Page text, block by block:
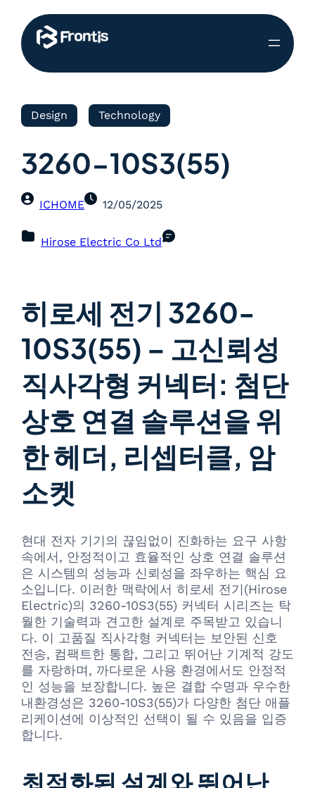
Design Technology
3260-10S3(55)
ICHOME 12/05/2025
Hirose Electric Co Ltd
히로세 전기 3260-
10S3(55) – 고신뢰성
직사각형 커넥터: 첨단
상호 연결 솔루션을 위
한 헤더, 리셉터클, 암
소켓
현대 전자 기기의 끊임없이 진화하는 요구 사항
속에서, 안정적이고 효율적인 상호 연결 솔루션
은 시스템의 성능과 신뢰성을 좌우하는 핵심 요
소입니다. 이러한 맥락에서 히로세 전기(Hirose
Electric)의 3260-10S3(55) 커넥터 시리즈는 탁
월한 기술력과 견고한 설계로 주목받고 있습니
다. 이 고품질 직사각형 커넥터는 보안된 신호
전송, 컴팩트한 통합, 그리고 뛰어난 기계적 강도
를 자랑하며, 까다로운 사용 환경에서도 안정적
인 성능을 보장합니다. 높은 결합 수명과 우수한
내환경성은 3260-10S3(55)가 다양한 첨단 애플
리케이션에 이상적인 선택이 될 수 있음을 입증
합니다.